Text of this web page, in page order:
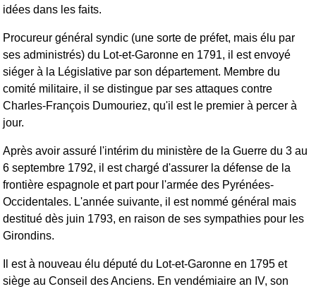
idées dans les faits.
Procureur général syndic (une sorte de préfet, mais élu par
ses administrés) du Lot-et-Garonne en 1791, il est envoyé
siéger à la Législative par son département. Membre du
comité militaire, il se distingue par ses attaques contre
Charles-François Dumouriez, qu'il est le premier à percer à
jour.
Après avoir assuré l'intérim du ministère de la Guerre du 3 au
6 septembre 1792, il est chargé d'assurer la défense de la
frontière espagnole et part pour l'armée des Pyrénées-
Occidentales. L'année suivante, il est nommé général mais
destitué dès juin 1793, en raison de ses sympathies pour les
Girondins.
Il est à nouveau élu député du Lot-et-Garonne en 1795 et
siège au Conseil des Anciens. En vendémiaire an IV, son